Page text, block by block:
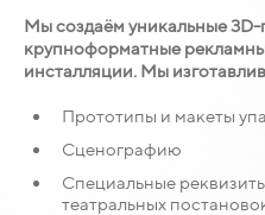
Мы создаём уникальные 3D-
крупноформатные
инсталляции. Мы
Прототипы и макеты
Сценографию
Специальные
театральных